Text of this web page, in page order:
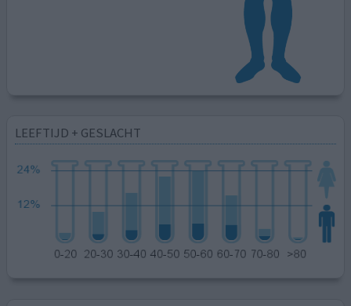
LEEFTIJD + GESLACHT